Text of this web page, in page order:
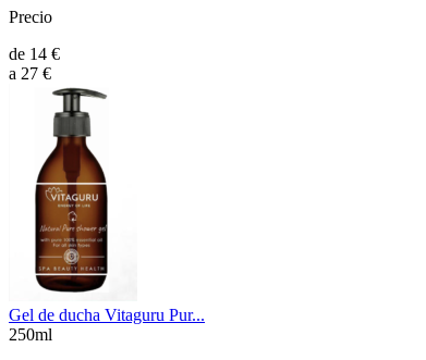
Precio
de 14 €
a 27 €
Gel de ducha Vitaguru Pur...
250ml